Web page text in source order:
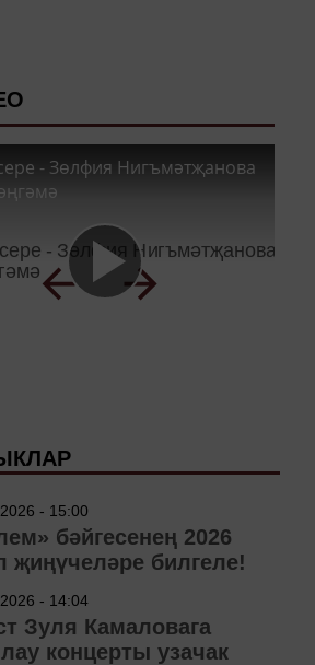
- Зөлфия Нигъмәтҗанова
2026 - 15:00
бәйгесенең 2026
җиңүчеләре билгеле!
2026 - 14:04
Зуля Камаловага
концерты узачак